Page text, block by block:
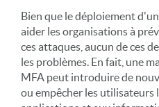
Bien que le déploiement
aider les organisations à
ces attaques, aucun de ces
les problèmes. En fait, une
MFA peut introduire de
ou empêcher les utilisateurs